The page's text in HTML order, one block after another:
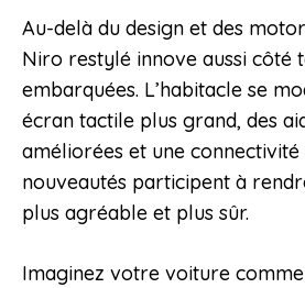
Au-delà du design et des
Niro restylé innove aussi côté
embarquées. L’habitacle se
écran tactile plus grand, des
améliorées et une connectivité
nouveautés participent à
plus agréable et plus sûr.
Imaginez votre voiture